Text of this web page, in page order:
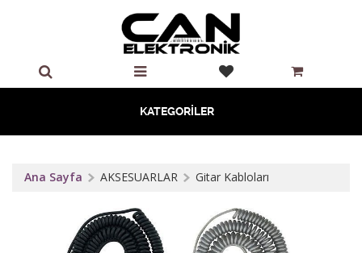
KATEGORİLER
Ana Sayfa AKSESUARLAR Gitar Kabloları